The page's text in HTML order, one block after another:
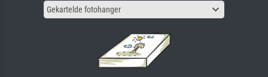
Gekartelde fotohanger